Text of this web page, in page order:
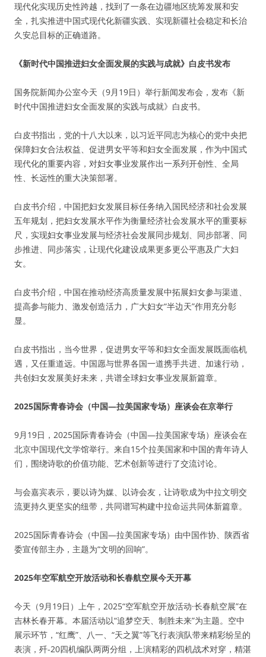
现代化实现历史性跨越，找到了一条在边疆地区统筹发展和安
全，扎实推进中国式现代化新疆实践、实现新疆社会稳定和长治
久安总目标的正确道路。
《新时代中国推进妇女全面发展的实践与成就》白皮书发布
国务院新闻办公室今天（9月19日）举行新闻发布会，发布《新
时代中国推进妇女全面发展的实践与成就》白皮书。
白皮书指出，党的十八大以来，以习近平同志为核心的党中央把
保障妇女合法权益、促进男女平等和妇女全面发展，作为中国式
现代化的重要内容，对妇女事业发展作出一系列开创性、全局
性、长远性的重大决策部署。
白皮书介绍，中国把妇女发展目标任务纳入国民经济和社会发展
五年规划，把妇女发展水平作为衡量经济社会发展水平的重要标
尺，实现妇女事业发展与经济社会发展同步规划、同步部署、同
步推进、同步落实，让现代化建设成果更多更公平惠及广大妇
女。
白皮书介绍，中国在推动经济高质量发展中拓展妇女参与渠道、
提高参与能力、激发创造活力，广大妇女“半边天”作用充分彰
显。
白皮书指出，当今世界，促进男女平等和妇女全面发展既面临机
遇，又任重道远。中国愿与世界各国一道携手共进、加速行动，
共创妇女发展美好未来，共谱全球妇女事业发展新篇章。
2025国际青春诗会（中国—拉美国家专场）座谈会在京举行
9月19日，2025国际青春诗会（中国—拉美国家专场）座谈会在
北京中国现代文学馆举行。来自15个拉美国家和中国的青年诗人
们，围绕诗歌的价值功能、艺术创新等进行了交流讨论。
与会嘉宾表示，要以诗为媒、以诗会友，让诗歌成为中拉文明交
流更持久更坚实的纽带，共同谱写构建中拉命运共同体新篇章。
2025国际青春诗会（中国—拉美国家专场）由中国作协、陕西省
委宣传部主办，主题为“文明的回响”。
2025年空军航空开放活动和长春航空展今天开幕
今天（9月19日）上午，2025“空军航空开放活动·长春航空展”在
吉林长春开幕。本届活动以“追梦空天、制胜未来”为主题。空中
展示环节，“红鹰”、八一、“天之翼”等飞行表演队带来精彩纷呈的
表演，歼-20四机编队两两分组，上演精彩的四机战术对穿，精湛